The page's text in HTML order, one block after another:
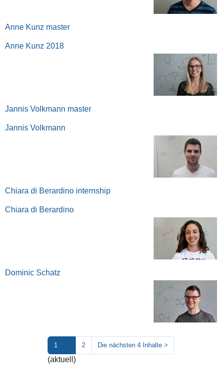
Anne Kunz master
Anne Kunz 2018
Jannis Volkmann master
Jannis Volkmann
Chiara di Berardino internship
Chiara di Berardino
Dominic Schatz
1
(aktuell)
2 Die nächsten 4 Inhalte >